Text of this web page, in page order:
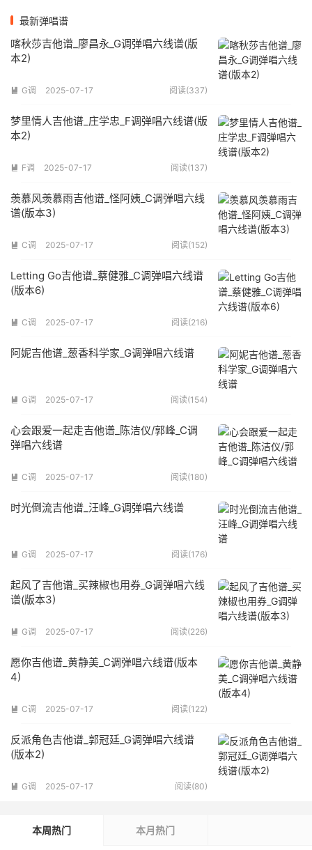
最新弹唱谱
喀秋莎吉他谱_廖昌永_G调弹唱六线谱(版
本2)
 G调 2025-07-17 阅读(337)
梦里情人吉他谱_庄学忠_F调弹唱六线谱(版
本2)
 F调 2025-07-17 阅读(137)
羡慕风羡慕雨吉他谱_怪阿姨_C调弹唱六线
谱(版本3)
 C调 2025-07-17 阅读(152)
Letting Go吉他谱_蔡健雅_C调弹唱六线谱
(版本6)
 C调 2025-07-17 阅读(216)
阿妮吉他谱_葱香科学家_G调弹唱六线谱
 G调 2025-07-17 阅读(154)
心会跟爱一起走吉他谱_陈洁仪/郭峰_C调
弹唱六线谱
 C调 2025-07-17 阅读(180)
时光倒流吉他谱_汪峰_G调弹唱六线谱
 G调 2025-07-17 阅读(176)
起风了吉他谱_买辣椒也用券_G调弹唱六线
谱(版本3)
 G调 2025-07-17 阅读(226)
愿你吉他谱_黄静美_C调弹唱六线谱(版本
4)
 C调 2025-07-17 阅读(122)
反派角色吉他谱_郭冠廷_G调弹唱六线谱
(版本2)
 G调 2025-07-17 阅读(80)
本周热门 本月热门